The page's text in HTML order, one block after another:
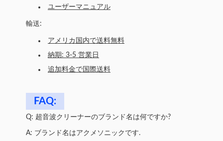
ユーザーマニュアル
輸送:
アメリカ国内で送料無料
納期: 3-5 営業日
追加料金で国際送料
FAQ:
Q: 超音波クリーナーのブランド名は何ですか?
A: ブランド名はアクメソニックです.